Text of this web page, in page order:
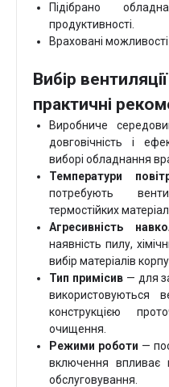
Підібрано
продуктивності.
Враховані можливості
Вибір
практичні
Виробниче
довговічність і
виборі обладнання
Температури
потребують
термостійких
Агресивність
наявність пилу,
вибір матеріалів
Тип примісив— для
використовуються
конструкцією
очищення.
Режими роботи —
включення впливає
обслуговування.